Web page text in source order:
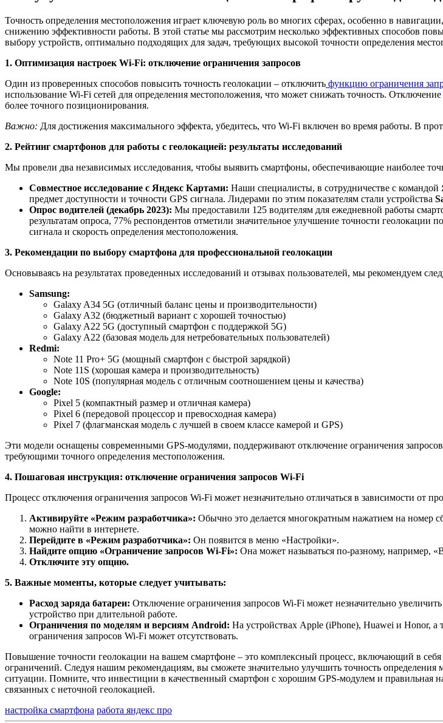
Точность определения местоположения играет ключевую роль во многих сферах, особенно в
снижению эффективности работы. В этой статье мы рассмотрим несколько эффективных способов
выбору устройств, оптимально подходящих для задач, требующих высокой точности определения
1. Оптимизация настроек Wi-Fi: отключение ограничения запросов
Один из проверенных способов повысить точность геолокации – отключить функцию ограничения
использование Wi-Fi сетей для определения местоположения, что может снижать точность.
более точного позиционирования.
Важно: Для достижения максимального эффекта, убедитесь, что Wi-Fi включен во время работы. В
2. Рейтинг смартфонов для работы с геолокацией: результаты исследований
Мы провели два независимых исследования, чтобы выявить смартфоны, обеспечивающие наиболее
Совместное исследование с Яндекс Картами: Наши специалисты, в сотрудничестве с
предмет доступности и точности GPS сигнала. Лидерами по этим показателям стали устройства
Опрос водителей (декабрь 2023): Мы предоставили 125 водителям для ежедневной работы
результатам опроса, 77% респондентов отметили значительное улучшение точности
сигнала и скорость определения местоположения.
3. Рекомендации по выбору смартфона для профессиональной геолокации
Основываясь на результатах проведенных исследований и отзывах пользователей, мы рекомендуем
Samsung:
Galaxy A34 5G (отличный баланс цены и производительности)
Galaxy A32 (бюджетный вариант с хорошей точностью)
Galaxy A22 5G (доступный смартфон с поддержкой 5G)
Galaxy A22 (базовая модель для нетребовательных пользователей)
Redmi:
Note 11 Pro+ 5G (мощный смартфон с быстрой зарядкой)
Note 11S (хорошая камера и производительность)
Note 10S (популярная модель с отличным соотношением цены и качества)
Google:
Pixel 5 (компактный размер и отличная камера)
Pixel 6 (передовой процессор и превосходная камера)
Pixel 7 (флагманская модель с лучшей в своем классе камерой и GPS)
Эти модели оснащены современными GPS-модулями, поддерживают отключение ограничения
требующими точного определения местоположения.
4. Пошаговая инструкция: отключение ограничения запросов Wi-Fi
Процесс отключения ограничения запросов Wi-Fi может незначительно отличаться в зависимости от
Активируйте «Режим разработчика»: Обычно это делается многократным нажатием на номер
можно найти в интернете.
Перейдите в «Режим разработчика»: Он появится в меню «Настройки».
Найдите опцию «Ограничение запросов Wi-Fi»: Она может называться по-разному, например,
Отключите эту опцию.
5. Важные моменты, которые следует учитывать:
Расход заряда батареи: Отключение ограничения запросов Wi-Fi может незначительно
устройство при длительной работе.
Ограничения по моделям и версиям Android: На устройствах Apple (iPhone), Huawei и Honor,
ограничения запросов Wi-Fi может отсутствовать.
Повышение точности геолокации на вашем смартфоне – это комплексный процесс, включающий в
ограничений. Следуя нашим рекомендациям, вы сможете значительно улучшить точность
ситуации. Помните, что инвестиции в качественный смартфон с хорошим GPS-модулем и правильная
связанных с неточной геолокацией.
настройка смартфона работа яндекс про